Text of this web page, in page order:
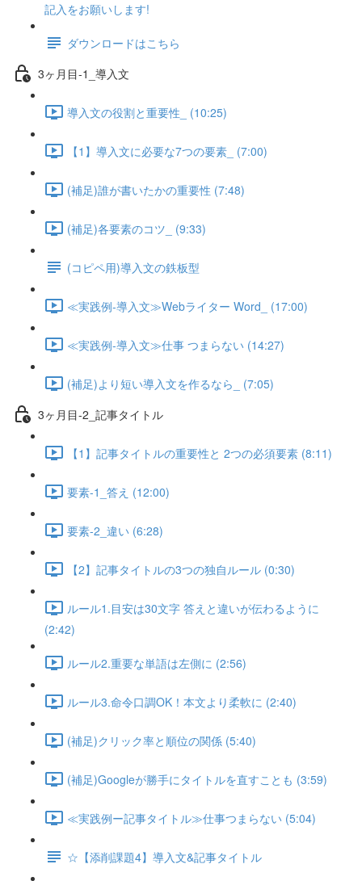
記入をお願いします!
ダウンロードはこちら
3ヶ月目-1_導入文
導入文の役割と重要性_ (10:25)
【1】導入文に必要な7つの要素_ (7:00)
(補足)誰が書いたかの重要性 (7:48)
(補足)各要素のコツ_ (9:33)
(コピペ用)導入文の鉄板型
≪実践例-導入文≫Webライター Word_ (17:00)
≪実践例-導入文≫仕事 つまらない (14:27)
(補足)より短い導入文を作るなら_ (7:05)
3ヶ月目-2_記事タイトル
【1】記事タイトルの重要性と 2つの必須要素 (8:11)
要素-1_答え (12:00)
要素-2_違い (6:28)
【2】記事タイトルの3つの独自ルール (0:30)
ルール1.目安は30文字 答えと違いが伝わるように
(2:42)
ルール2.重要な単語は左側に (2:56)
ルール3.命令口調OK！本文より柔軟に (2:40)
(補足)クリック率と順位の関係 (5:40)
(補足)Googleが勝手にタイトルを直すことも (3:59)
≪実践例ー記事タイトル≫仕事つまらない (5:04)
☆【添削課題4】導入文&記事タイトル